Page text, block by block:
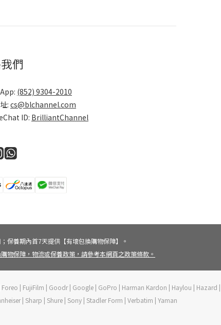
們
(852) 9304-2010
: cs@blchannel.com
ID: BrilliantChannel
保養期內首7天提供【有壞包換購物保障】。
物保障，物流或保養政策，請參考本網頁之政策條款。
| FujiFilm | Goodr | Google | GoPro | Harman Kardon | Haylou | Hazard |
| Sharp | Shure | Sony | Stadler Form | Verbatim | Yaman